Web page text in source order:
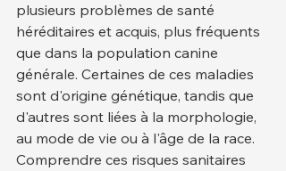
plusieurs problèmes de santé
héréditaires et acquis, plus fréquents
que dans la population canine
générale. Certaines de ces maladies
sont d'origine génétique, tandis que
d'autres sont liées à la morphologie,
au mode de vie ou à l'âge de la race.
Comprendre ces risques sanitaires